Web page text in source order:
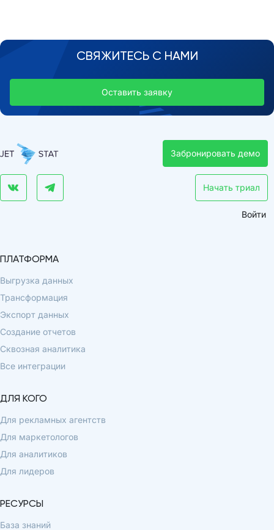
СВЯЖИТЕСЬ С НАМИ
Оставить заявку
Забронировать демо
Начать триал
Войти
ПЛАТФОРМА
Выгрузка данных
Трансформация
Экспорт данных
Создание отчетов
Сквозная аналитика
Все интеграции
ДЛЯ КОГО
Для рекламных агентств
Для маркетологов
Для аналитиков
Для лидеров
РЕСУРСЫ
База знаний